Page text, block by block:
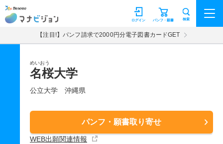
マナビジョン パンフ・願書
ログイン 検索
【注目!】パンフ請求で2000円分電子図書カードGET
めいおう
名桜大学
公立大学 沖縄県
パンフ・願書取り寄せ
WEB出願関連情報